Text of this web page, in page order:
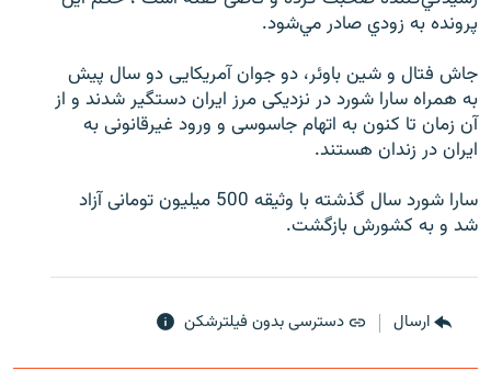
زبان‌های دیگر
پرونده به زودي صادر مي‌شود.
جاش فتال و شین باوئر، دو جوان آمریکایی دو سال پیش
به همراه سارا شورد در نزدیکی مرز ایران دستگیر شدند و از
آن زمان تا کنون به اتهام جاسوسی و ورود غیرقانونی به
ایران در زندان هستند.
سارا شورد سال گذشته با وثیقه 500 میلیون تومانی آزاد
شد و به کشورش بازگشت.
ارسال دسترسی بدون فیلترشکن